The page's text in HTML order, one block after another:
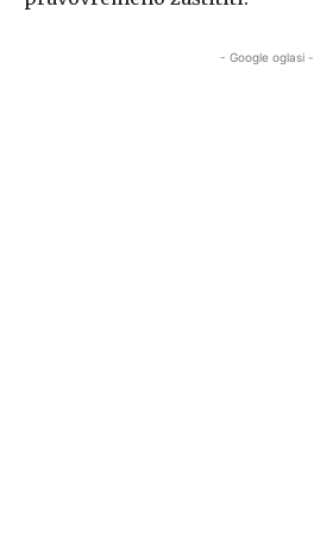
- Google oglasi -